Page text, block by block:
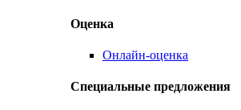
Оценка
Онлайн-оценка
Специальные предложения